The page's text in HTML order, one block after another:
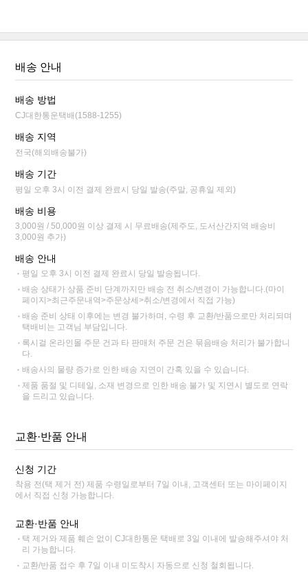
배송 안내
배송 방법
CJ대한통운택배(1588-1255)
배송 지역
전국(해외배송불가)
배송 기간
평일 오후 3시 이전 결제 완료시 당일 발송(주말, 공휴일 제외)
배송 비용
3,000원 / 50,000원 이상 결제 시 무료배송(제주도, 도서산간지역 배송비
3,000원 추가)
배송 안내
평일 오후 3시 이전 결제 완료시 당일 발송됩니다.
배송 상태가 상품 준비 단계까지만 배송 전 취소/변경이 가능합니다.(마이
페이지>최근주문내역>주문상세>취소/변경에서 직접 가능)
배송 준비 상태 이후에는 변경 불가하며, 수령 후 교환/반품으로만 처리되며
택배비는 고객님 부담입니다.
록시걸 온라인몰 주문 건과 타 판매처 주문 건은 묶음배송 처리가 불가합니
다.
배송사의 물량 증가로 인한 배송 지연이 간혹 있을 수 있습니다.
제품 품절 및 디테일, 소재 변경으로 인한 배송 불가 및 지연시 별도로 연락
을 드리고 있습니다.
교환·반품 안내
신청 기간
착용 전(택 제거 전) 제품 수령일로부터 7일 이내, 고객센터 또는 마이페이지
에서 직접 신청 가능합니다.
교환·반품 안내
택 제거와 제품 훼손 없이 CJ대한통운 택배로 3일 이내에 발송해주셔야 처
리 가능합니다.
교환/반품 접수 후 7일 이내 미도착시 자동으로 신청 철회됩니다.